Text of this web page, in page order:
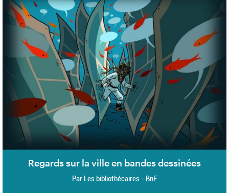
Regards sur la ville en bandes dessinées
Par Les bibliothécaires - BnF